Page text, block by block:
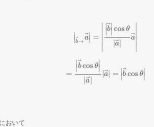
∣∣b⃗→
a⃗∣∣ =
∣
∣
∣
∣
∣b⃗
∣
∣ cos θ
a⃗
a⃗
∣
∣
∣
b →→ a→ | =||b→|cosθ|
=
∣
∣b ⃗cos θ∣
∣
|a⃗
|
a⃗ = ∣
∣b⃗cos θ∣
∣
=|b →cosθ||a → a→ |= |b→ cos
おいて